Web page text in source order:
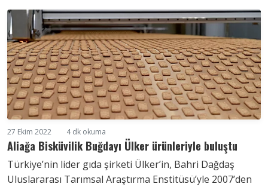
27 Ekim 2022 4 dk okuma
Aliağa Bisküvilik Buğdayı Ülker ürünleriyle buluştu
Türkiye’nin lider gıda şirketi Ülker’in, Bahri Dağdaş
Uluslararası Tarımsal Araştırma Enstitüsü’yle 2007’den